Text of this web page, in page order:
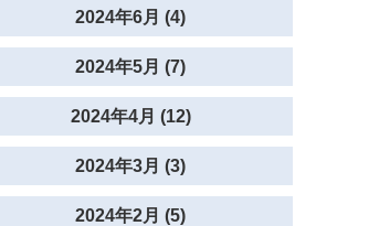
2024年6月 (4)
2024年5月 (7)
2024年4月 (12)
2024年3月 (3)
2024年2月 (5)